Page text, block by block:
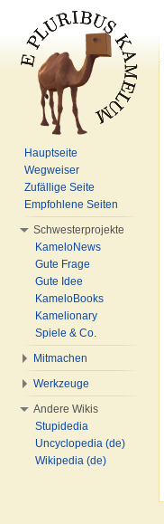
Hauptseite
Wegweiser
Zufällige Seite
Empfohlene Seiten
Schwesterprojekte
KameloNews
Gute Frage
Gute Idee
KameloBooks
Kamelionary
Spiele & Co.
Mitmachen
Werkzeuge
Andere Wikis
Stupidedia
Uncyclopedia (de)
Wikipedia (de)